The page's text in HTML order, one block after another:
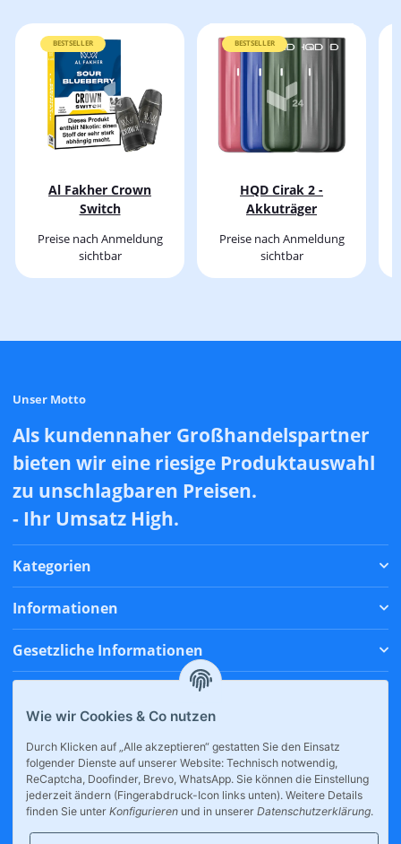
BESTSELLER
Al Fakher Crown
Switch
Preise nach Anmeldung
sichtbar
BESTSELLER
HQD Cirak 2 -
Akkuträger
Preise nach Anmeldung
sichtbar
Unser Motto
Als kundennaher Großhandelspartner
bieten wir eine riesige Produktauswahl
zu unschlagbaren Preisen.
- Ihr Umsatz High.
Kategorien
Informationen
Gesetzliche Informationen
* Alle Preise inkl. gesetzlicher USt., zzgl.Versand
Wie wir Cookies & Co nutzen
Durch Klicken auf „Alle akzeptieren“ gestatten Sie den Einsatz
folgender Dienste auf unserer Website: Technisch notwendig,
ReCaptcha, Doofinder, Brevo, WhatsApp. Sie können die Einstellung
jederzeit ändern (Fingerabdruck-Icon links unten). Weitere Details
finden Sie unter Konfigurieren und in unserer Datenschutzerklärung.